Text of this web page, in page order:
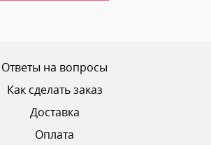
ОТПРАВИТЬ ОТЗЫВ
Ответы на вопросы
Как сделать заказ
Доставка
Оплата